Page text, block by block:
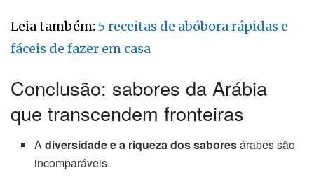
Leia também: 5 receitas de abóbora rápidas e
fáceis de fazer em casa
Conclusão: sabores da Arábia
que transcendem fronteiras
Adiversidade e a riqueza dos saboresárabes são
incomparáveis.